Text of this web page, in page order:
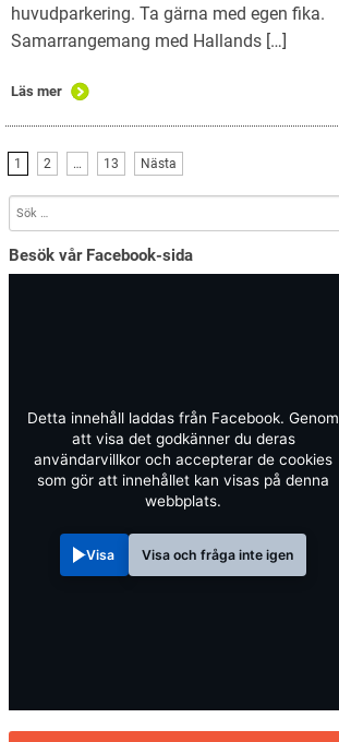
huvudparkering. Ta gärna med egen fika.
Samarrangemang med Hallands […]
Läs mer
1 2 … 13 Nästa
Besök vår Facebook-sida
Detta innehåll laddas från Facebook. Genom
att visa det godkänner du deras
användarvillkor och accepterar de cookies
som gör att innehållet kan visas på denna
webbplats.
Visa Visa och fråga inte igen